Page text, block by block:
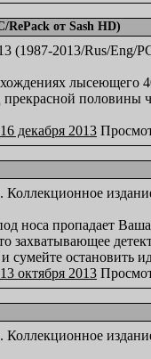
RePack от Sash HD)
лысеющего
половины
16 декабря 2013
носа пропадает
захватывающее
остановить
13 октября 2013